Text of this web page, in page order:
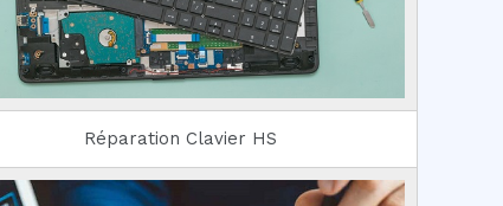
Réparation Clavier HS